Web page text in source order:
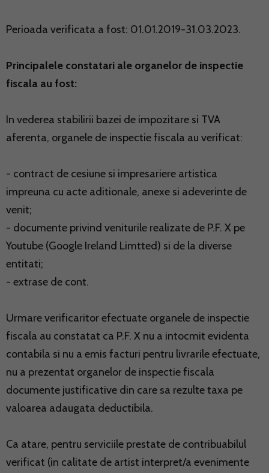
Perioada verificata a fost: 01.01.2019-31.03.2023.
Principalele constatari ale organelor de inspectie
fiscala au fost:
In vederea stabilirii bazei de impozitare si TVA
aferenta, organele de inspectie fiscala au verificat:
- contract de cesiune si impresariere artistica
impreuna cu acte aditionale, anexe si adeverinte de
venit;
- documente privind veniturile realizate de P.F. X pe
Youtube (Google Ireland Limtted) si de la diverse
entitati;
- extrase de cont.
Urmare verificaritor efectuate organele de inspectie
fiscala au constatat ca P.F. X nu a intocmit evidenta
contabila si nu a emis facturi pentru livrarile efectuate,
nu a prezentat organelor de inspectie fiscala
documente justificative din care sa rezulte taxa pe
valoarea adaugata deductibila.
Ca atare, pentru serviciile prestate de contribuabilul
verificat (in calitate de artist interpret/a evenimente